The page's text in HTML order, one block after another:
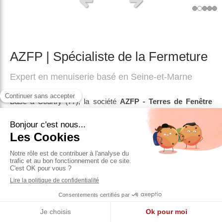
Slide précédentSlide suivant
AZFP | Spécialiste de la Fermeture
Expert en menuiserie basé en Seine-et-Marne
Basé à Courtry (77), la société AZFP - Terres de Fenêtre
installation de stores ou rideaux métalliques, construction
de véranda, installation de portail ou porte de garage,
installation de fermetures, métallerie et ferronnerie,
installation de fenêtres
AZFP - Terres de Fenêtre
s'occupent de tout !
Pose de portail, construction de véranda composée,